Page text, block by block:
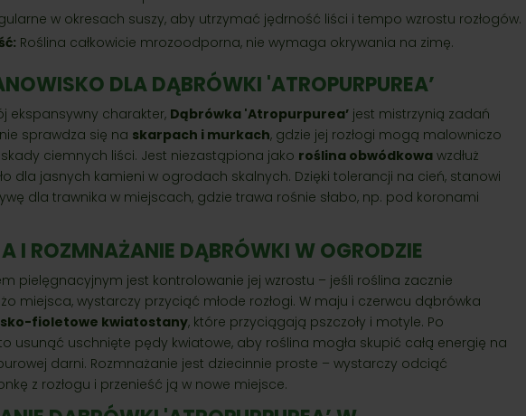
w okresach suszy, aby utrzymać jędrność liści i tempo wzrostu rozłogów.
Roślina całkowicie mrozoodporna, nie wymaga okrywania na zimę.
DLA DĄBRÓWKI 'ATROPURPUREA’
ekspansywny charakter, Dąbrówka 'Atropurpurea’ jest mistrzynią zadań
sprawdza się na skarpach i murkach, gdzie jej rozłogi mogą malowniczo
ciemnych liści. Jest niezastąpiona jako roślina obwódkowa wzdłuż
dla jasnych kamieni w ogrodach skalnych. Dzięki tolerancji na cień, stanowi
dla trawnika w miejscach, gdzie trawa rośnie słabo, np. pod koronami
I ROZMNAŻANIE DĄBRÓWKI W OGRODZIE
pielęgnacyjnym jest kontrolowanie jej wzrostu – jeśli roślina zacznie
miejsca, wystarczy przyciąć młode rozłogi. W maju i czerwcu dąbrówka
fioletowe kwiatostany, które przyciągają pszczoły i motyle. Po
usunąć uschnięte pędy kwiatowe, aby roślina mogła skupić całą energię na
darni. Rozmnażanie jest dziecinnie proste – wystarczy odciąć
z rozłogu i przenieść ją w nowe miejsce.